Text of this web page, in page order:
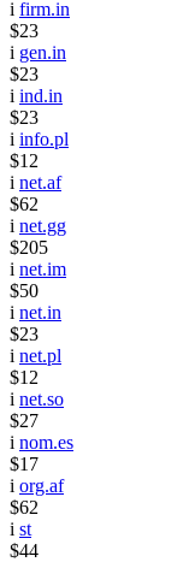
i firm.in
$23
i gen.in
$23
i ind.in
$23
i info.pl
$12
i net.af
$62
i net.gg
$205
i net.im
$50
i net.in
$23
i net.pl
$12
i net.so
$27
i nom.es
$17
i org.af
$62
i st
$44